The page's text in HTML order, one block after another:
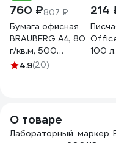
760 ₽807 ₽
Бумага офисная
BRAUBERG А4, 80
г/кв.м, 500
листов, марка С,
4.9(20)
214
100
О товаре
Лабораторный маркер